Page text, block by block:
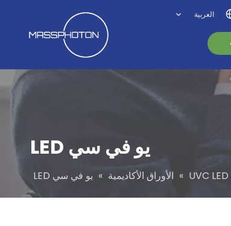
العربية
يو في سي LED
» الأوراق الأكاديمية » يو في سي LED